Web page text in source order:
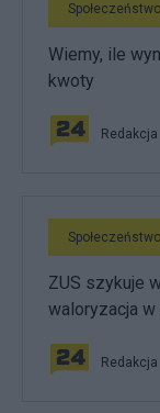
Społeczeństwo
Wiemy, ile
kwoty
Redakcja
Społeczeństwo
ZUS szykuje
waloryzacja
Redakcja